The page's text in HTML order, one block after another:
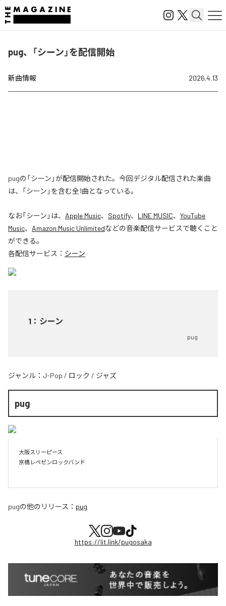
pug、「シーン」を配信開始
新曲情報 2026.4.13
pugの「シーン」が配信開始された。今回デジタル配信された楽曲
は、「シーン」を含む全1曲となっている。
なお「シーン 」は、 Apple Music、 Spotify、 LINE MUSIC、 YouTube
Music、 Amazon Music Unlimitedなどの音楽配信サービスで聴くこと
ができる。
各配信サービス： シーン
1 ： シーン
pug
ジャンル： J-Pop / ロック / ジャズ
pug
大阪スリーピース
京橋レペゼンロックバンド
pugの他のリリース： pug
https://lit.link/pugosaka